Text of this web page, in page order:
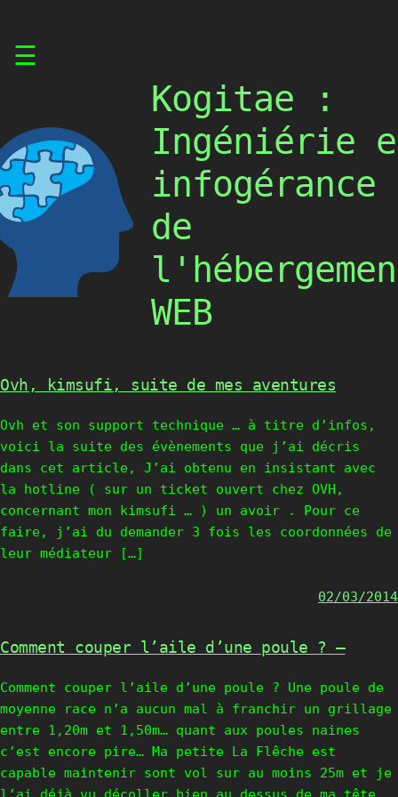
☰
Kogitae :
Ingéniérie
infogérance
de
WEB
Ovh, kimsufi, suite de mes aventures
Ovh et son support technique … à titre d’infos,
voici la suite des évènements que j’ai décris
dans cet article, J’ai obtenu en insistant avec
la hotline ( sur un ticket ouvert chez OVH,
concernant mon kimsufi … ) un avoir . Pour ce
faire, j’ai du demander 3 fois les coordonnées de
leur médiateur […]
02/03/2014
Comment couper l’aile d’une poule ? –
Comment couper l’aile d’une poule ? Une poule de
moyenne race n’a aucun mal à franchir un grillage
entre 1,20m et 1,50m… quant aux poules naines
c’est encore pire… Ma petite La Flêche est
capable maintenir sont vol sur au moins 25m et je